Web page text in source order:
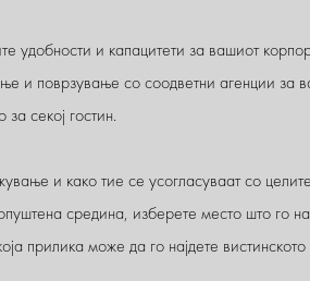
удобности и капацитети за вашиот
и поврзување со соодветни агенции за
секој гостин.
и како тие се усогласуваат со
средина, изберете место што го
прилика може да го најдете